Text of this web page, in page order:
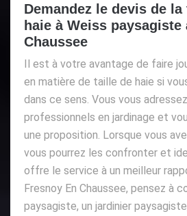
Demandez le devis de
haie à Weiss paysagiste
Chaussee
Il est à votre avantage de faire
en matière de taille de haie si
dans ce sens. Vous vous
professionnels en jardinage et
une proposition. Lorsque vous
vous pourrez les confronter et
offre le service à un meilleur
Fresnoy En Chaussee, pensez à
paysagiste, un jardinier